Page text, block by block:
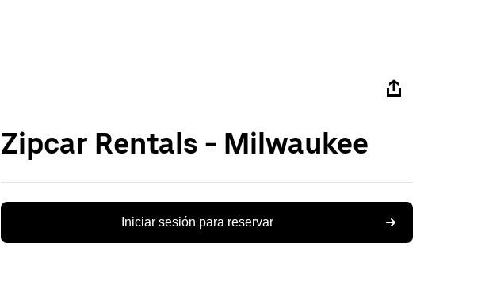
Zipcar Rentals - Milwaukee
Iniciar sesión para reservar